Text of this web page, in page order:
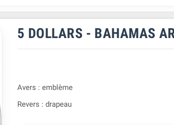
5 DOLLARS - BAHAMAS
Avers : emblème
Revers : drapeau